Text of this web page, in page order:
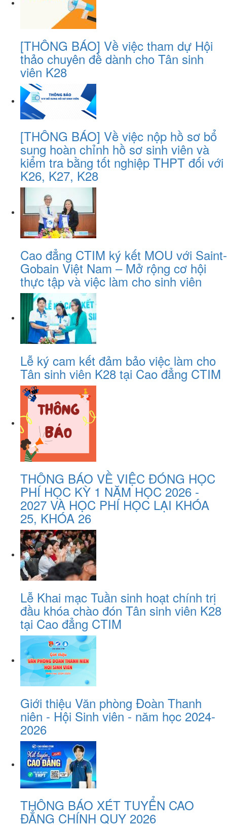
[THÔNG BÁO] Về việc tham dự Hội
thảo chuyên đề dành cho Tân sinh
viên K28
[THÔNG BÁO] Về việc nộp hồ sơ bổ
sung hoàn chỉnh hồ sơ sinh viên và
kiểm tra bằng tốt nghiệp THPT đối với
K26, K27, K28
Cao đẳng CTIM ký kết MOU với Saint-
Gobain Việt Nam – Mở rộng cơ hội
thực tập và việc làm cho sinh viên
Lễ ký cam kết đảm bảo việc làm cho
Tân sinh viên K28 tại Cao đẳng CTIM
THÔNG BÁO VỀ VIỆC ĐÓNG HỌC
PHÍ HỌC KỲ 1 NĂM HỌC 2026 -
2027 VÀ HỌC PHÍ HỌC LẠI KHÓA
25, KHÓA 26
Lễ Khai mạc Tuần sinh hoạt chính trị
đầu khóa chào đón Tân sinh viên K28
tại Cao đẳng CTIM
Giới thiệu Văn phòng Đoàn Thanh
niên - Hội Sinh viên - năm học 2024-
2026
THÔNG BÁO XÉT TUYỂN CAO
ĐẲNG CHÍNH QUY 2026